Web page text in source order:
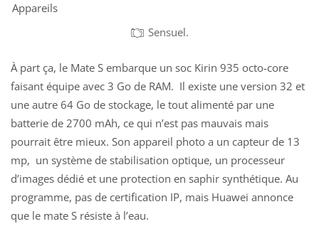
Sensuel.
À part ça, le Mate S embarque un soc Kirin 935 octo-core
faisant équipe avec 3 Go de RAM. Il existe une version 32 et
une autre 64 Go de stockage, le tout alimenté par une
batterie de 2700 mAh, ce qui n’est pas mauvais mais
pourrait être mieux. Son appareil photo a un capteur de 13
mp, un système de stabilisation optique, un processeur
d’images dédié et une protection en saphir synthétique. Au
programme, pas de certification IP, mais Huawei annonce
que le mate S résiste à l’eau.